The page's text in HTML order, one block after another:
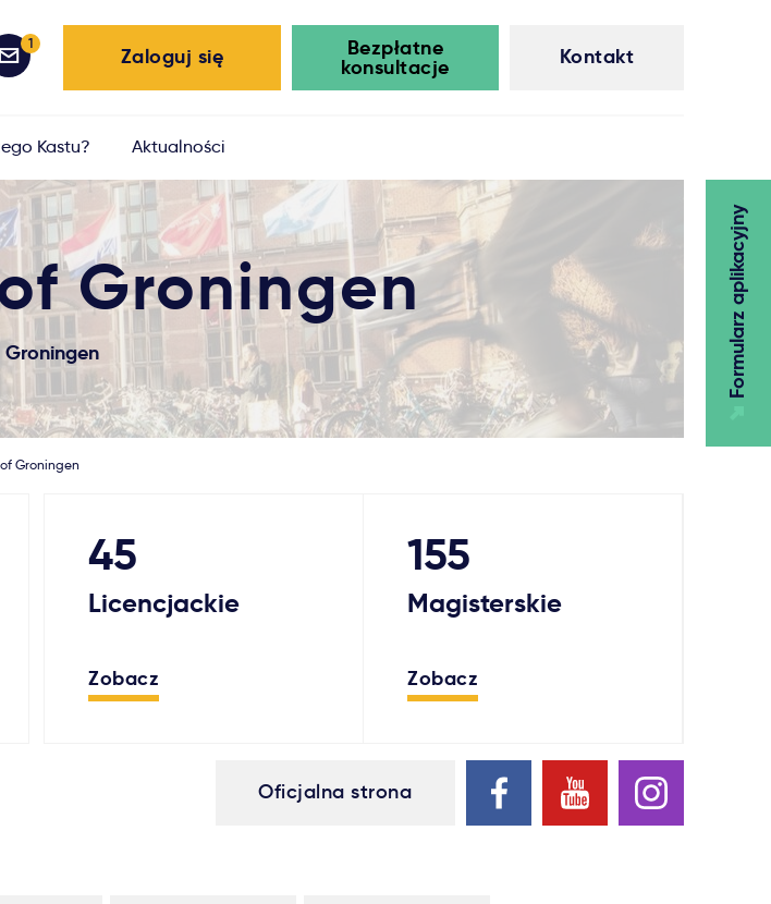
Kontakt
Bezpłatne
konsultacje
Zaloguj się
1
Formularz aplikacyjny
Kastu? Aktualności
Groningen
Groningen
Groningen
45
Licencjackie
Zobacz
155
Magisterskie
Zobacz
Oficjalna strona